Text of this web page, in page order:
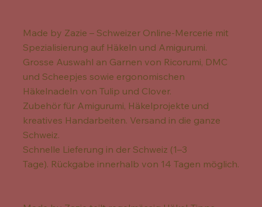
Made by Zazie – Schweizer Online-Mercerie mit
Spezialisierung auf Häkeln und Amigurumi.
Grosse Auswahl an Garnen von Ricorumi, DMC
und Scheepjes sowie ergonomischen
Häkelnadeln von Tulip und Clover.
Zubehör für Amigurumi, Häkelprojekte und
kreatives Handarbeiten. Versand in die ganze
Schweiz.
Schnelle Lieferung in der Schweiz (1–3
Tage). Rückgabe innerhalb von 14 Tagen möglich.